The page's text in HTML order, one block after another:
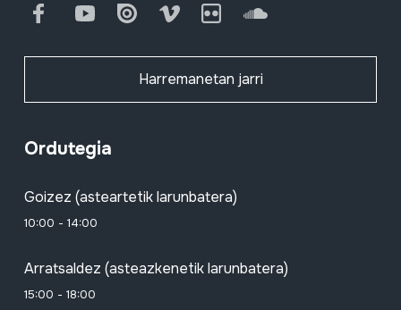
FacebookYoutube Issuu Vimeo Flickr SoundCloud
Harremanetan jarri
Ordutegia
Goizez (asteartetik larunbatera)
10:00 - 14:00
Arratsaldez (asteazkenetik larunbatera)
15:00 - 18:00